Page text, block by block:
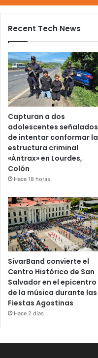
Recent Tech News
Capturan a dos
adolescentes señalados
de intentar conformar la
estructura criminal
«Ántrax» en Lourdes,
Colón
Hace 18 horas
SivarBand convierte el
Centro Histórico de San
Salvador en el epicentro
de la música durante las
Fiestas Agostinas
Hace 2 días